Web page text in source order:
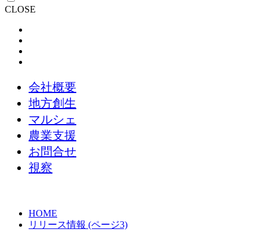
CLOSE
会社概要
地方創生
マルシェ
農業支援
お問合せ
視察
HOME
リリース情報 (ページ3)